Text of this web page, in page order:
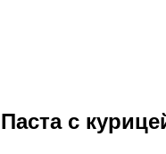
Паста с